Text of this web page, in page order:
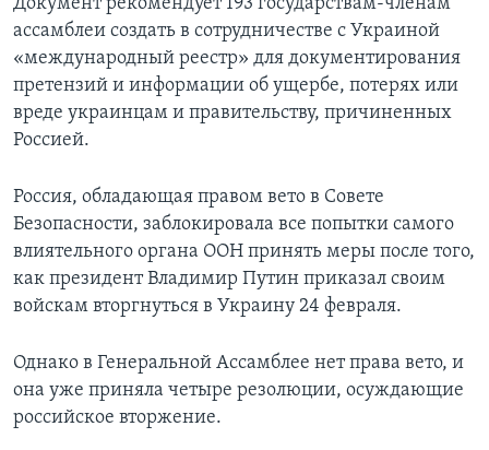
Документ рекомендует 193 государствам-членам
ассамблеи создать в сотрудничестве с Украиной
«международный реестр» для документирования
претензий и информации об ущербе, потерях или
вреде украинцам и правительству, причиненных
Россией.
Россия, обладающая правом вето в Совете
Безопасности, заблокировала все попытки самого
влиятельного органа ООН принять меры после того,
как президент Владимир Путин приказал своим
войскам вторгнуться в Украину 24 февраля.
Однако в Генеральной Ассамблее нет права вето, и
она уже приняла четыре резолюции, осуждающие
российское вторжение.